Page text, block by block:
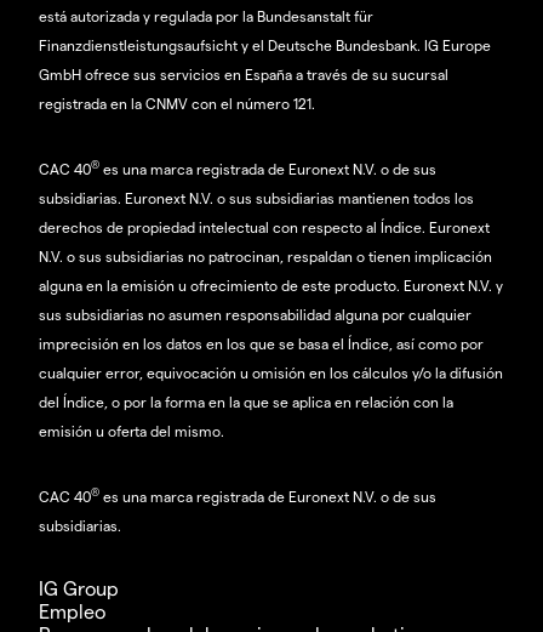
está autorizada y regulada por la Bundesanstalt für
Finanzdienstleistungsaufsicht y el Deutsche Bundesbank. IG Europe
GmbH ofrece sus servicios en España a través de su sucursal
registrada en la CNMV con el número 121.
CAC 40® es una marca registrada de Euronext N.V. o de sus
subsidiarias. Euronext N.V. o sus subsidiarias mantienen todos los
derechos de propiedad intelectual con respecto al Índice. Euronext
N.V. o sus subsidiarias no patrocinan, respaldan o tienen implicación
alguna en la emisión u ofrecimiento de este producto. Euronext N.V. y
sus subsidiarias no asumen responsabilidad alguna por cualquier
imprecisión en los datos en los que se basa el Índice, así como por
cualquier error, equivocación u omisión en los cálculos y/o la difusión
del Índice, o por la forma en la que se aplica en relación con la
emisión u oferta del mismo.
CAC 40® es una marca registrada de Euronext N.V. o de sus
subsidiarias.
IG Group
Empleo